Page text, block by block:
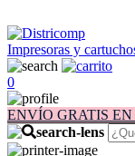
Impresoras y
0
ENVÍO GRATIS EN